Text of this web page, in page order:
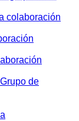
colaboración
de